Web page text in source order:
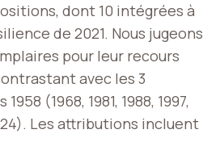
dont 10 intégrées à
de 2021. Nous jugeons
pour leur recours
avec les 3
(1968, 1981, 1988, 1997,
Les attributions incluent